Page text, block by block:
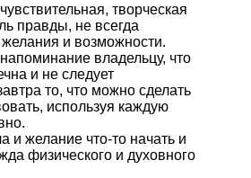
творческая
правды, не всегда
и возможности.
владельцу, что
и не следует
то, что можно сделать
используя каждую
и желание что-то начать и
физического и духовного